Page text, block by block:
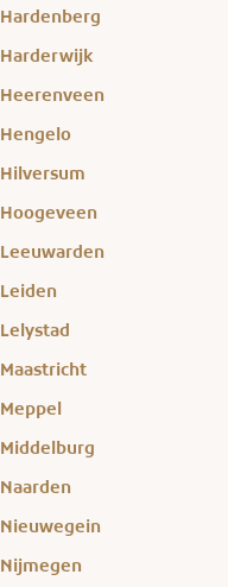
Hardenberg
Harderwijk
Heerenveen
Hengelo
Hilversum
Hoogeveen
Leeuwarden
Leiden
Lelystad
Maastricht
Meppel
Middelburg
Naarden
Nieuwegein
Nijmegen